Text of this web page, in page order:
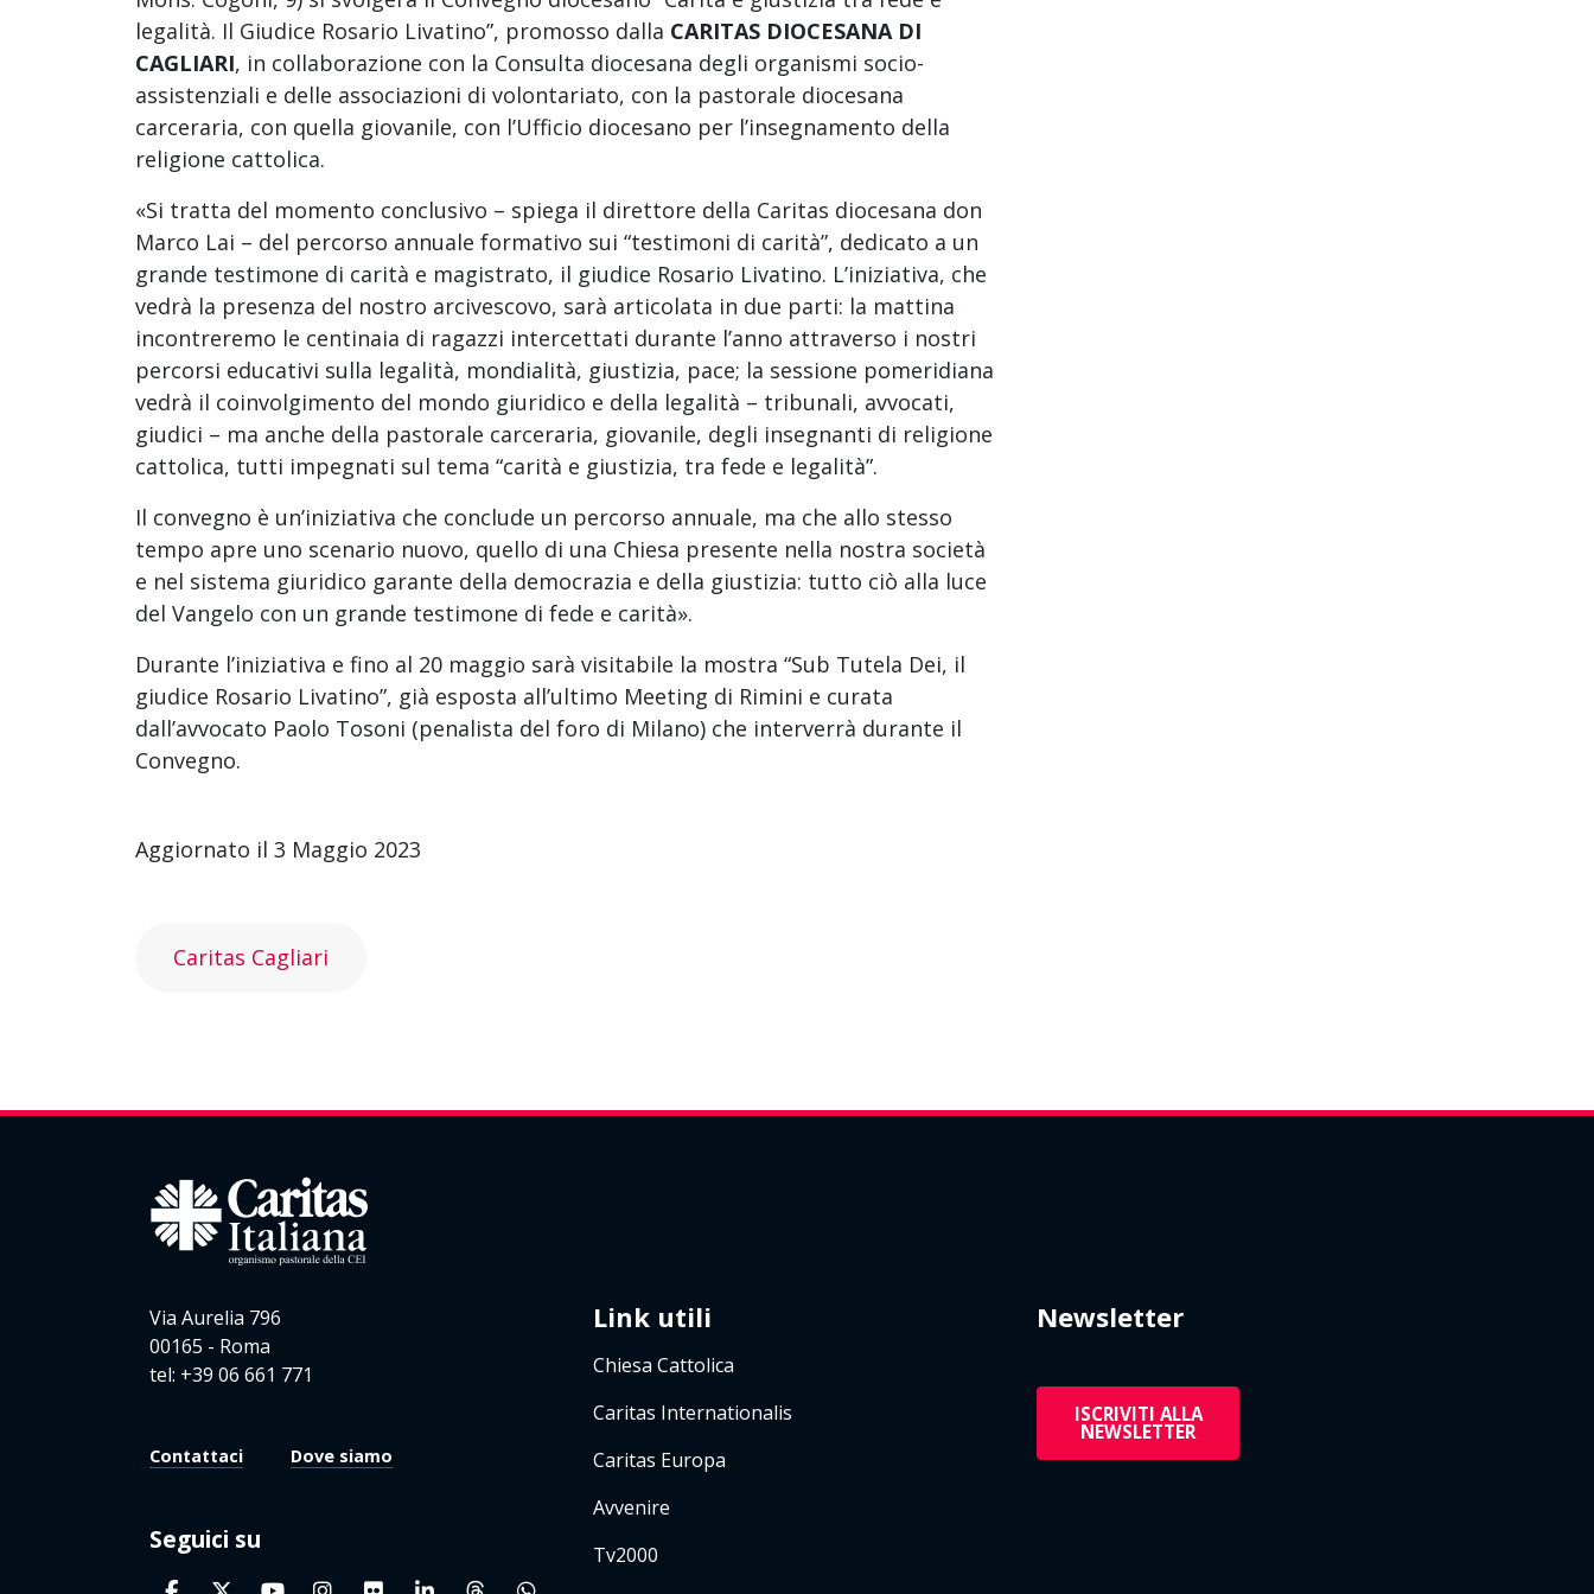
legalità. Il Giudice Rosario Livatino”, promosso dalla CARITAS DIOCESANA DI
CAGLIARI, in collaborazione con la Consulta diocesana degli organismi socio-
assistenziali e delle associazioni di volontariato, con la pastorale diocesana
carceraria, con quella giovanile, con l’Ufficio diocesano per l’insegnamento della
religione cattolica.
«Si tratta del momento conclusivo – spiega il direttore della Caritas diocesana don
Marco Lai – del percorso annuale formativo sui “testimoni di carità”, dedicato a un
grande testimone di carità e magistrato, il giudice Rosario Livatino. L’iniziativa, che
vedrà la presenza del nostro arcivescovo, sarà articolata in due parti: la mattina
incontreremo le centinaia di ragazzi intercettati durante l’anno attraverso i nostri
percorsi educativi sulla legalità, mondialità, giustizia, pace; la sessione pomeridiana
vedrà il coinvolgimento del mondo giuridico e della legalità – tribunali, avvocati,
giudici – ma anche della pastorale carceraria, giovanile, degli insegnanti di religione
cattolica, tutti impegnati sul tema “carità e giustizia, tra fede e legalità”.
Il convegno è un’iniziativa che conclude un percorso annuale, ma che allo stesso
tempo apre uno scenario nuovo, quello di una Chiesa presente nella nostra società
e nel sistema giuridico garante della democrazia e della giustizia: tutto ciò alla luce
del Vangelo con un grande testimone di fede e carità».
Durante l’iniziativa e fino al 20 maggio sarà visitabile la mostra “Sub Tutela Dei, il
giudice Rosario Livatino”, già esposta all’ultimo Meeting di Rimini e curata
dall’avvocato Paolo Tosoni (penalista del foro di Milano) che interverrà durante il
Convegno.
Aggiornato il 3 Maggio 2023
Caritas Cagliari
Via Aurelia 796
00165 - Roma
tel: +39 06 661 771
Contattaci Dove siamo
Seguici su
Link utili
Chiesa Cattolica
Caritas Internationalis
Caritas Europa
Avvenire
Tv2000
Newsletter
ISCRIVITI ALLA
NEWSLETTER